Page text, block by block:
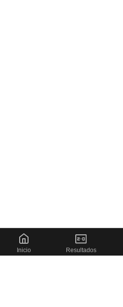
Inicio Resultados